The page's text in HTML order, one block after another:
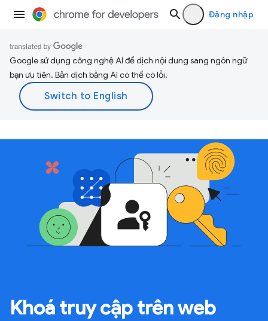
Đăng nhập
Google sử dụng công nghệ AI để dịch nội dung sang ngôn ngữ
bạn ưu tiên. Bản dịch bằng AI có thể có lỗi.
Khoá truy cập trên web